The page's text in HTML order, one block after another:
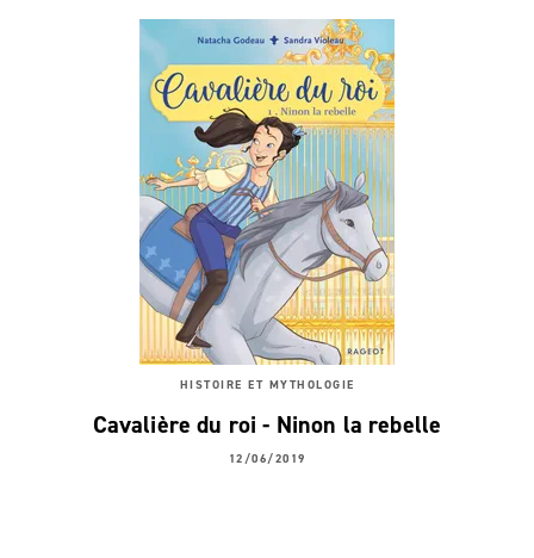
HISTOIRE ET MYTHOLOGIE
Cavalière du roi - Ninon la rebelle
12/06/2019